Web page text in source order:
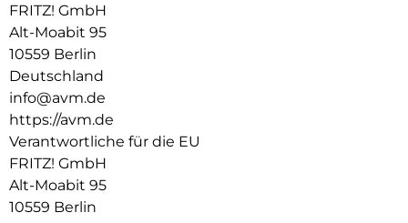
Die FRITZ!Box 5590 Fiber ist ein echter WLAN-Sprinter: Mit
dem neuen Wi-Fi 6- Standard erreicht sie Geschwindigkeiten
von bis zu 2.400 Mbit/s (5 GHz) und 1.200 Mbit/s (2,4 GHz). Die
4 x 4-Antennenkonfiguration ermöglicht
Hochgeschwindigkeits-WLAN , auch wenn mehrere Geräte
gleichzeitig aktiv sind.
Darüber hinaus unterstützt die FRITZ!Box 5590 Fiber
etablierte Standards wie WLAN 5 und 4 und sorgt so für
volle Kompatibilität mit allen Geräten.
Mesh-WLAN mit FRITZ:
FRITZ! GmbH
Alt-Moabit 95
10559 Berlin
Deutschland
info@avm.de
https://avm.de
Verantwortliche für die EU
FRITZ! GmbH
Alt-Moabit 95
10559 Berlin